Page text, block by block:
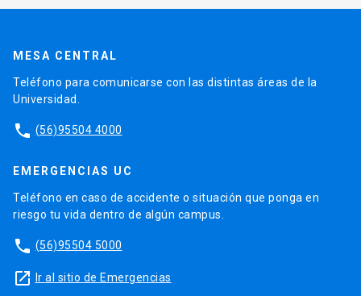
MESA CENTRAL
Teléfono para comunicarse con las distintas áreas de la
Universidad.
phone (56)95504 4000
EMERGENCIAS UC
Teléfono en caso de accidente o situación que ponga en
riesgo tu vida dentro de algún campus.
phone (56)95504 5000
launch Ir al sitio de Emergencias